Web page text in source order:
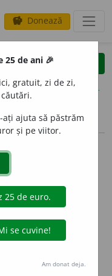
savings Donează
opțiuni
Lazăr Șăineanu
25 de ani 🎉
gratuit, zi de zi,
ajuta să păstrăm
și pe viitor.
Am donat deja.